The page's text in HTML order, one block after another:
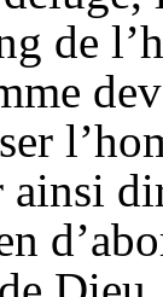
de
ainsi